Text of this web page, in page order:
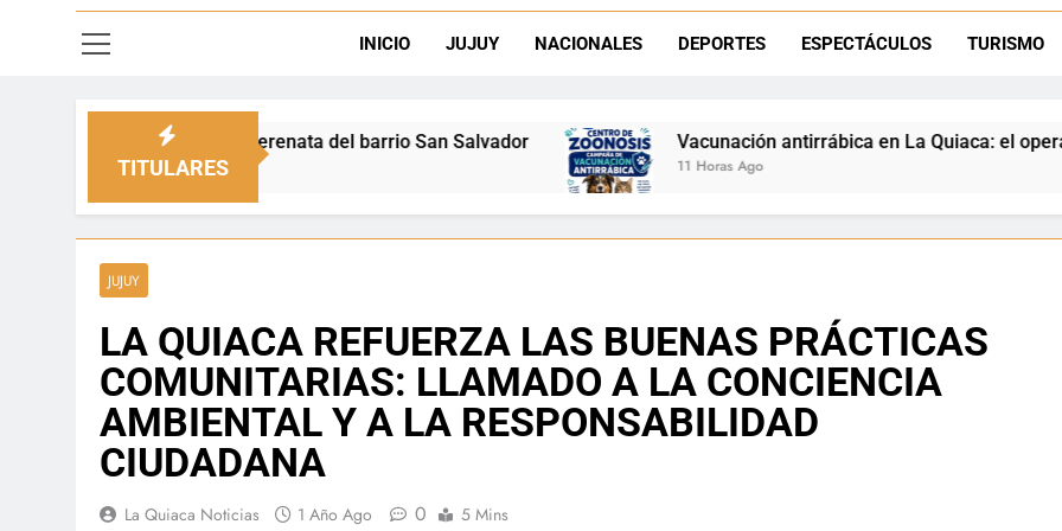
Semana del Abuelo en La Quiaca: música, baile y un encuentro
INICIO JUJUY NACIONALES DEPORTES ESPECTÁCULOS TURISMO
TITULARES
serenata del barrio San Salvador Vacunación antirrábica en La Quiaca: el operativo llegará a la
JUJUY
LA QUIACA REFUERZA LAS BUENAS PRÁCTICAS
COMUNITARIAS: LLAMADO A LA CONCIENCIA
AMBIENTAL Y A LA RESPONSABILIDAD
CIUDADANA
La Quiaca Noticias 1 Año Ago 0 5 Mins